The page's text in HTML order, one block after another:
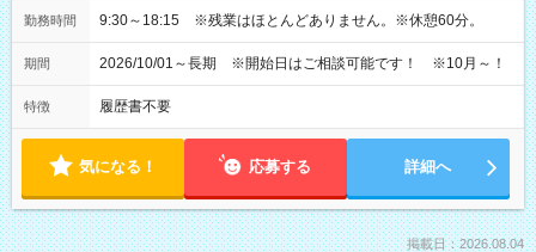
勤務時間 9:30～18:15 ※残業はほとんどありません。※休憩60分。
期間 2026/10/01～長期 ※開始日はご相談可能です！ ※10月～！
特徴 履歴書不要
気になる！ 応募する 詳細へ
掲載日：2026.08.04